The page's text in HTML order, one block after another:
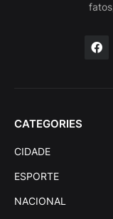
CATEGORIES
CIDADE
ESPORTE
NACIONAL